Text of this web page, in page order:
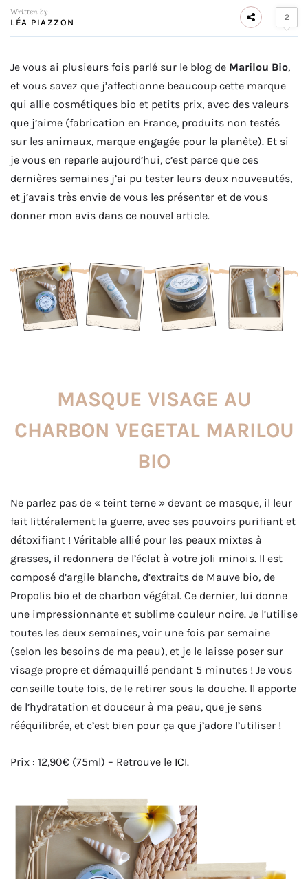
Written by
LÉA PIAZZON
2
Je vous ai plusieurs fois parlé sur le blog de Marilou Bio,
et vous savez que j’affectionne beaucoup cette marque
qui allie cosmétiques bio et petits prix, avec des valeurs
que j’aime (fabrication en France, produits non testés
sur les animaux, marque engagée pour la planète). Et si
je vous en reparle aujourd’hui, c’est parce que ces
dernières semaines j’ai pu tester leurs deux nouveautés,
et j’avais très envie de vous les présenter et de vous
donner mon avis dans ce nouvel article.
MASQUE VISAGE AU
CHARBON VEGETAL MARILOU
BIO
Ne parlez pas de « teint terne » devant ce masque, il leur
fait littéralement la guerre, avec ses pouvoirs purifiant et
détoxifiant ! Véritable allié pour les peaux mixtes à
grasses, il redonnera de l’éclat à votre joli minois. Il est
composé d’argile blanche, d’extraits de Mauve bio, de
Propolis bio et de charbon végétal. Ce dernier, lui donne
une impressionnante et sublime couleur noire. Je l’utilise
toutes les deux semaines, voir une fois par semaine
(selon les besoins de ma peau), et je le laisse poser sur
visage propre et démaquillé pendant 5 minutes ! Je vous
conseille toute fois, de le retirer sous la douche. Il apporte
de l’hydratation et douceur à ma peau, que je sens
rééquilibrée, et c’est bien pour ça que j’adore l’utiliser !
Prix : 12,90€ (75ml) – Retrouve le ICI.